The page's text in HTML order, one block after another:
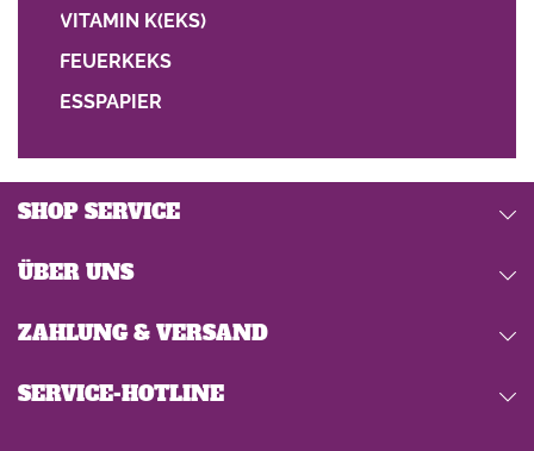
VITAMIN K(EKS)
FEUERKEKS
ESSPAPIER
SERVICE-HOTLINE
SHOP SERVICE
ÜBER UNS
ZAHLUNG & VERSAND